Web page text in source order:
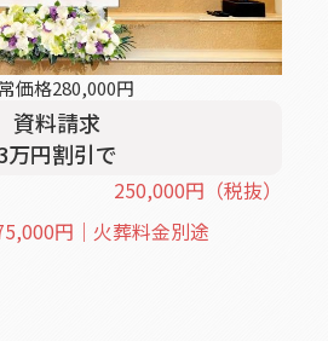
価格280,000円
資料請求
万円割引で
250,000円 （税抜）
円｜火葬料金別途